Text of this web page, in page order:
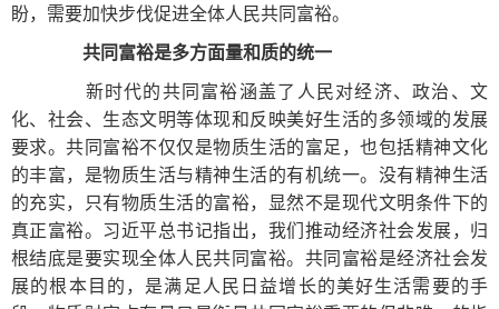
盼，需要加快步伐促进全体人民共同富裕。
共同富裕是多方面量和质的统一
新时代的共同富裕涵盖了人民对经济、政治、文
化、社会、生态文明等体现和反映美好生活的多领域的发展
要求。共同富裕不仅仅是物质生活的富足，也包括精神文化
的丰富，是物质生活与精神生活的有机统一。没有精神生活
的充实，只有物质生活的富裕，显然不是现代文明条件下的
真正富裕。习近平总书记指出，我们推动经济社会发展，归
根结底是要实现全体人民共同富裕。共同富裕是经济社会发
展的根本目的，是满足人民日益增长的美好生活需要的手